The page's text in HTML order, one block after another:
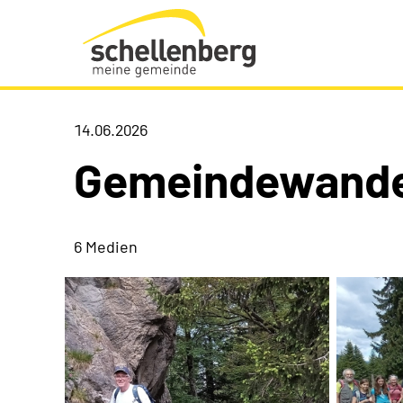
Gemeinde Schellenberg Startseite
14.06.2026
6 Medien